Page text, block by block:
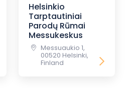
Helsinkio
Tarptautiniai
Parodų Rūmai
Messukeskus
Messuaukio 1,
00520 Helsinki,
Finland